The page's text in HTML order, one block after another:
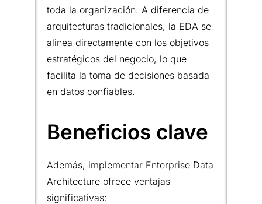
toda la organización. A diferencia de
arquitecturas tradicionales, la EDA se
alinea directamente con los objetivos
estratégicos del negocio, lo que
facilita la toma de decisiones basada
en datos confiables.
Beneficios clave
Además, implementar Enterprise Data
Architecture ofrece ventajas
significativas: